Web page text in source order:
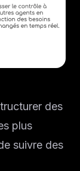
des
plus
suivre des